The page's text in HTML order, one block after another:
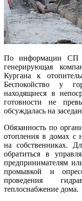
По информации СП
генерирующая
Кургана к
Беспокойство у
находящиеся в
готовности не
обсуждалась на
Обязанность по
отопления в домах с
на собственниках.
обратиться в
предпринимателям
промывкой и
проведения
теплоснабжение дома.